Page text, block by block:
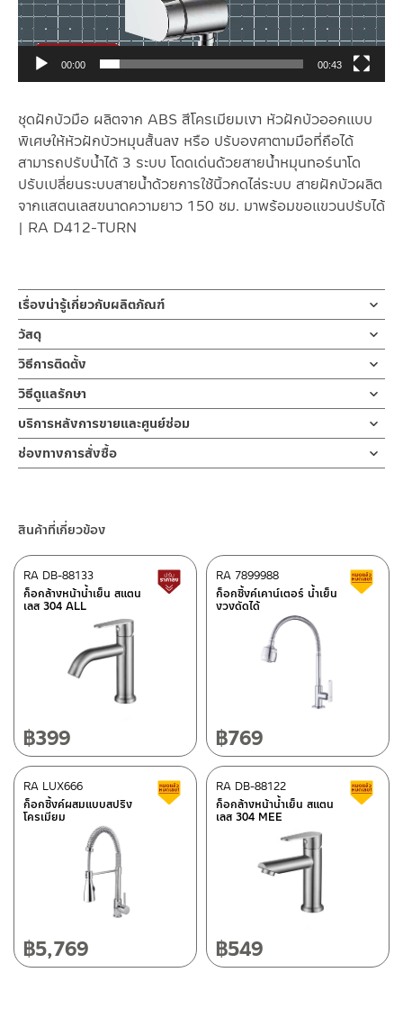
ชุดฝักบัวมือ ผลิตจาก ABS สีโครเมียมเงา หัวฝักบัวออกแบบ
พิเศษให้หัวฝักบัวหมุนสั้นลง หรือ ปรับองศาตามมือที่ถือได้
สามารถปรับน้ำได้ 3 ระบบ โดดเด่นด้วยสายน้ำหมุนทอร์นาโด
ปรับเปลี่ยนระบบสายน้ำด้วยการใช้นิ้วกดไล่ระบบ สายฝักบัวผลิต
จากแสตนเลสขนาดความยาว 150 ซม. มาพร้อมขอแขวนปรับได้
| RA D412-TURN
00:00 00:43
เรื่องน่ารู้เกี่ยวกับผลิตภัณฑ์
ชุดฝักบัวอาบน้ำ ฝักบัวมือแบบถือ ผลิตจาก ABS ชุบสีโครเมียม หัว
ฝักบัวออกแบบเป็น 3 ระบบ
มีขนาดเส้นผ่าศูนย์กลางของหน้าฝักบัว 12 ซม.หัวฝักบัวสามารถหมุน
ได้ 360 องศา เพื่อปรับให้ด้านจับสั้นลง หรือ ปรับองศาของหน้าฝักบัว
ให้ถนัดได้
มีปุ่มกดเพื่อง่ายต่อการเปลี่ยนระบบสายน้ำ สายผลิตจากสแตนเลส
ขนาดความยาว 150 ซม.
มาพร้อมขอแขวนกำแพงปรับระดับได้
ด้วยระบบน้ำหมุนนวด แบบทอร์นาโด เพื่อการผ่อนคลาย ผลิตจาก ABS
ชุบโครเมียม
ใช้ในการชำระล้างร่างกายหรือจุดที่ต้องการ หัวฝักบัวออกแบบเลือก
ปรับระดับน้ำได้ 3 ระบบ
ช่วยเพิ่มประสบการณ์การอาบน้ำเสมือนอาบน้ำสายฝน มีฟังก์ชั่นอาบน้ำ
ที่หลากหลายของฝักบัวมือปรับได้ตามต้องการ
มาพร้อมสายฝักบัวสแตนเลส ขนาด 150 ซม และขอแขวนกำแพงปรับ
ระดับได้ตามความต้องการ
ทั้งชุดเป็นสีโครเมียม
วัสดุ
ฝักบัวมือ
ผลิตจากพลาสติก ABS
สายฝักบัวขนาด 150 ซม.
ผลิตจากพลาสติกแสตนเลส
ขอแขวน
วิธีการติดตั้ง
ข้อแนะนำในการติดตั้ง
ฝักบัว และ ชุดสายฉีดชำระ
สำหรับการติดตั้งใหม่ ให้ไล่ฝุ่น เศษทราย เศษท่อ ออกจากท่อน้ำก่อนติด
ตั้งสินค้า โดยปล่อยน้ำให้ไหลออกจากท่อนาน 1 นาที เพื่อให้แรงน้ำพัด
พาเศษละอองต่างๆ ออกจากท่อน้ำ มิเช่นนั้นสิ่งสกปรกจะเข้าไปภายใน
วิธีดูแลรักษา
คำแนะนำในการดูแลรักษาผลิตภัณฑ์
1. ไม่ทำสินค้าให้เกิดความเสียหายอื่น ๆ นอกจากการใช้งานปกติ เช่นไม่
ทำตก ไม่งัดหรือโยกสินค้าแรงๆ
2. ทำความสะอาดสินค้าโดยการใช้ผ้านุ่มๆชุบน้ำหมาดๆแล้วเช็ดให้แห้ง
4. ห้ามใช้แปรง วัสดุแข็ง หยาบ ห้ามใช้ฝอยขัดทำความสะอาด ขัดหรือถู
บริการหลังการขายและศูนย์ซ่อม
ช่องทางออนไลน์
– Email: contact@charnpaiboon.com
ศูนย์บริการและอะไหล่ กรุงเทพฯ
662/61-62 ถนน พระราม3 แขวงบางโพงพาง เขตยานนาวา กรุงเทพฯ
โทร: 02-358-0080 / 080-075-8668 / 091-545-0556
ศูนย์บริการและอะไหล่ เชียงใหม่
118/33 โครงการอรสิริน ม.8 ต.สันปูเลย อ.ดอยสะเก็ด เชียงใหม่
โทร: 080-075-2626
วันและเวลาทำการ
วันจันทร์ – วันศุกร์ เวลา 8:30-17:30 น.
วันเสาร์ เวลา 8:30-15:00 น.
ช่องทางการสั่งซื้อ
–Shopee
–Lazada
–ซื้อสินค้าชิ้นนี้บน Shopee>> คลิกที่นี่<<
–ซื้อสินค้าชิ้นนี้บน Lazada คลิกที่นี่<<
ติดต่อพนักงานขาย / Contact Sales Staff
โทร: 02-285-5795
@charnpaiboon.sales
ติดต่อ ชาญไพบูลย์ / Contact Us
สินค้าที่เกี่ยวข้อง
ก็อกล้างหน้าน้ำเย็น สแตน
เลส 304 ALL
RA DB-88133 สินค้าปรับราคาลดลง
฿399
ก็อกซิ้งค์เคาน์เตอร์ น้ำเย็น
งวงดัดได้
RA 7899988
฿769
ก็อกซิ้งค์ผสมแบบสปริง
โครเมียม
RA LUX666 สินค้าลดราคา เคลียร์สต็อก
฿5,769
ก็อกล้างหน้าน้ำเย็น สแตน
เลส 304 MEE
RA DB-88122
฿549